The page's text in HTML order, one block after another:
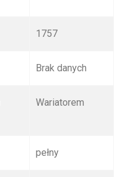
1757
Brak danych
Wariatorem
pełny